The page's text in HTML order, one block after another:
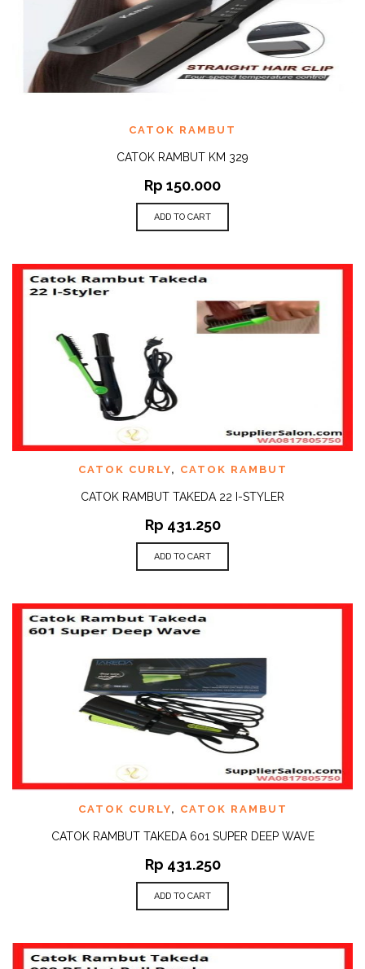
CATOK RAMBUT
CATOK RAMBUT KM 329
Rp 150.000
ADD TO CART
CATOK CURLY, CATOK RAMBUT
CATOK RAMBUT TAKEDA 22 I-STYLER
Rp 431.250
ADD TO CART
CATOK CURLY, CATOK RAMBUT
CATOK RAMBUT TAKEDA 601 SUPER DEEP WAVE
Rp 431.250
ADD TO CART